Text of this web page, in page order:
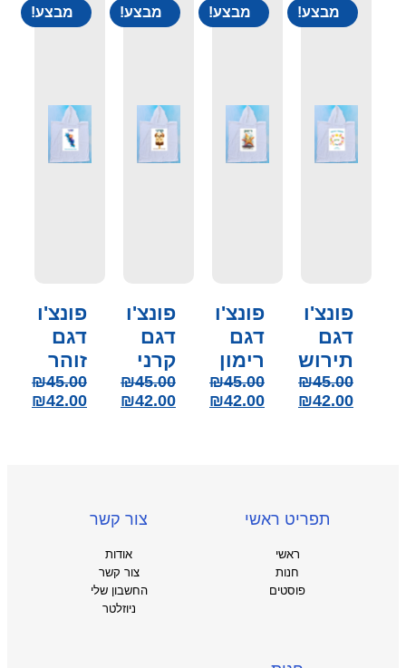
מבצע!
פונצ'ו
דגם
תירוש
₪45.00
₪42.00
מבצע!
פונצ'ו
דגם
רימון
₪45.00
₪42.00
מבצע!
פונצ'ו
דגם
קרני
₪45.00
₪42.00
מבצע!
פונצ'ו
דגם
זוהר
₪45.00
₪42.00
תפריט ראשי
ראשי
חנות
פוסטים
צור קשר
אודות
צור קשר
החשבון שלי
ניוזלטר